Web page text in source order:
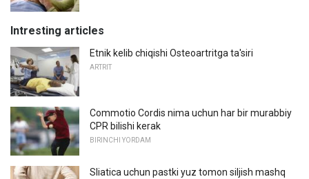
Intresting articles
Etnik kelib chiqishi Osteoartritga ta'siri
ARTRIT
Commotio Cordis nima uchun har bir murabbiy
CPR bilishi kerak
BIRINCHI YORDAM
Sliatica uchun pastki yuz tomon siljish mashq